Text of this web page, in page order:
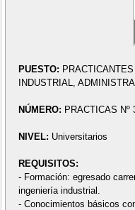
PUESTO:
INDUSTRIAL,
NÚMERO: PRACTICAS Nº
NIVEL: Universitarios
REQUISITOS:
- Formación: egresado
ingeniería industrial.
- Conocimientos básicos